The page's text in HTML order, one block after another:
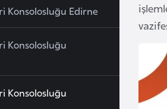
Konsolosluğu Edirne
Konsolosluğu
Konsolosluğu